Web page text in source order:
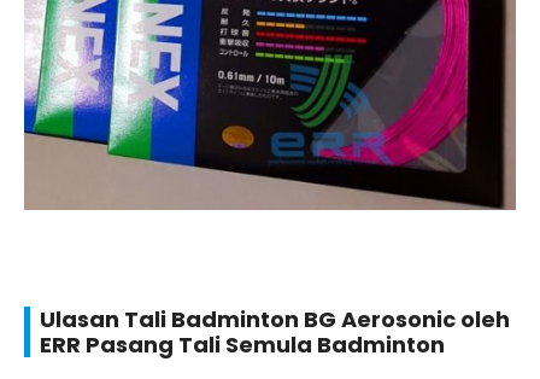
Ulasan Tali Badminton BG Aerosonic oleh
ERR Pasang Tali Semula Badminton